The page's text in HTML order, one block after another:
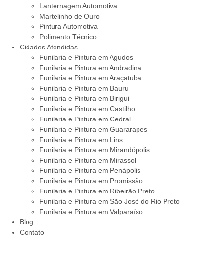
Lanternagem Automotiva
Martelinho de Ouro
Pintura Automotiva
Polimento Técnico
Cidades Atendidas
Funilaria e Pintura em Agudos
Funilaria e Pintura em Andradina
Funilaria e Pintura em Araçatuba
Funilaria e Pintura em Bauru
Funilaria e Pintura em Birigui
Funilaria e Pintura em Castilho
Funilaria e Pintura em Cedral
Funilaria e Pintura em Guararapes
Funilaria e Pintura em Lins
Funilaria e Pintura em Mirandópolis
Funilaria e Pintura em Mirassol
Funilaria e Pintura em Penápolis
Funilaria e Pintura em Promissão
Funilaria e Pintura em Ribeirão Preto
Funilaria e Pintura em São José do Rio Preto
Funilaria e Pintura em Valparaíso
Blog
Contato